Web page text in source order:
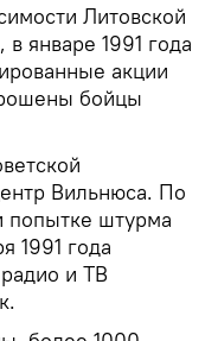
Литовской
в январе 1991 года
акции
бойцы
Вильнюса. По
попытке штурма
1991 года
и ТВ